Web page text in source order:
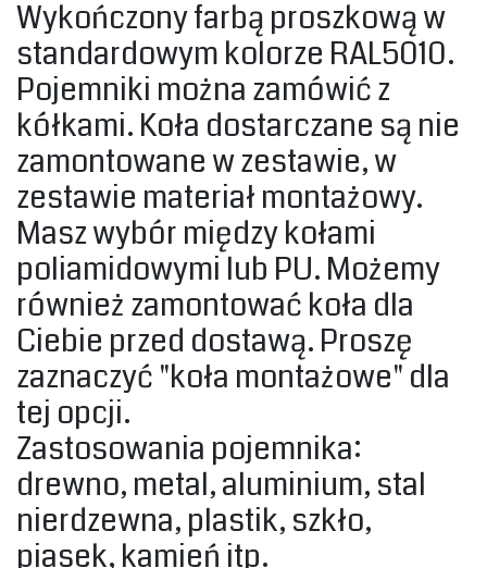
‎Wykończony farbą proszkową w
standardowym kolorze RAL5010.‎
‎Pojemniki można zamówić z
kółkami. Koła dostarczane są nie
zamontowane w zestawie, w
zestawie materiał montażowy.
Masz wybór między kołami
poliamidowymi lub PU. Możemy
również zamontować koła dla
Ciebie przed dostawą. Proszę
zaznaczyć "koła montażowe" dla
tej opcji.‎
‎Zastosowania pojemnika:
drewno, metal, aluminium, stal
nierdzewna, plastik, szkło,
piasek, kamień itp.